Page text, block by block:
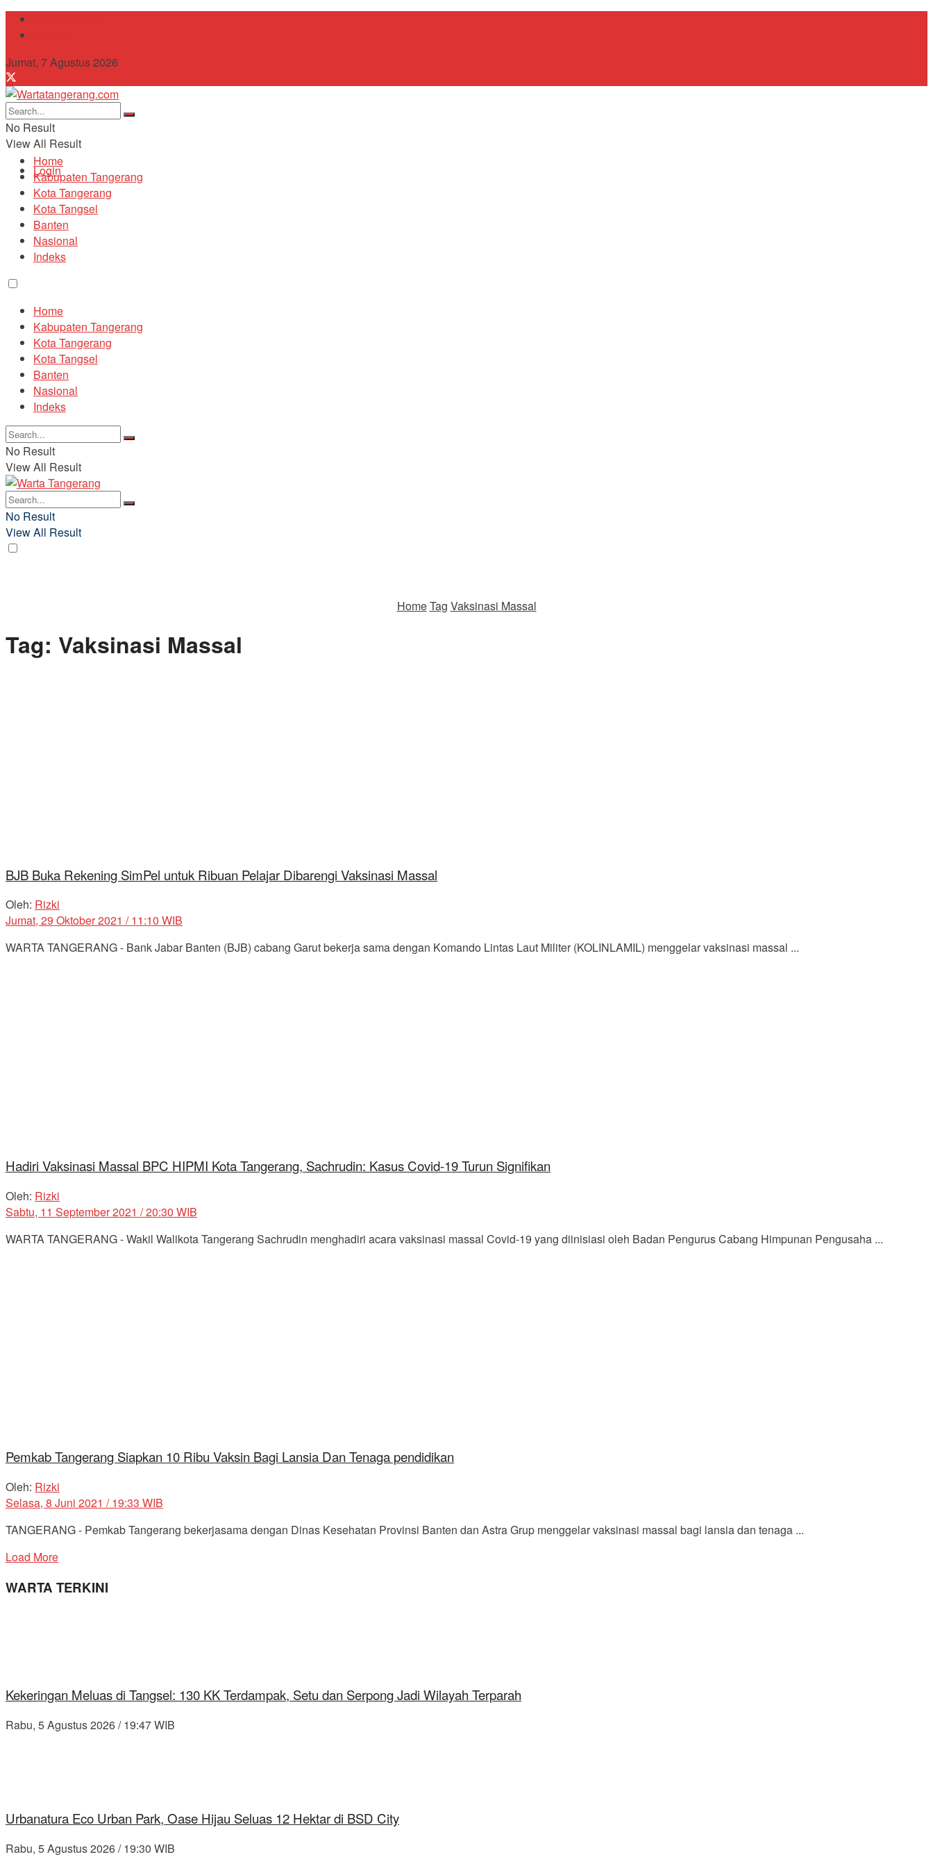
Jumat, 7 Agustus 2026
No Result
View All Result
Login
Home
Kabupaten Tangerang
Kota Tangerang
Kota Tangsel
Banten
Nasional
Indeks
Home
Kabupaten Tangerang
Kota Tangerang
Kota Tangsel
Banten
Nasional
Indeks
No Result
View All Result
No Result
View All Result
HomeTag Vaksinasi Massal
Tag: Vaksinasi Massal
BJB Buka Rekening SimPel untuk Ribuan Pelajar Dibarengi Vaksinasi Massal
Oleh: Rizki
Jumat, 29 Oktober 2021 / 11:10 WIB
WARTA TANGERANG - Bank Jabar Banten (BJB) cabang Garut bekerja sama dengan Komando Lintas Laut Militer (KOLINLAMIL) menggelar vaksinasi massal ...
Hadiri Vaksinasi Massal BPC HIPMI Kota Tangerang, Sachrudin: Kasus Covid-19 Turun Signifikan
Oleh: Rizki
Sabtu, 11 September 2021 / 20:30 WIB
WARTA TANGERANG - Wakil Walikota Tangerang Sachrudin menghadiri acara vaksinasi massal Covid-19 yang diinisiasi oleh Badan Pengurus Cabang Himpunan Pengusaha ...
Pemkab Tangerang Siapkan 10 Ribu Vaksin Bagi Lansia Dan Tenaga pendidikan
Oleh: Rizki
Selasa, 8 Juni 2021 / 19:33 WIB
TANGERANG - Pemkab Tangerang bekerjasama dengan Dinas Kesehatan Provinsi Banten dan Astra Grup menggelar vaksinasi massal bagi lansia dan tenaga ...
Load More
WARTA TERKINI
Kekeringan Meluas di Tangsel: 130 KK Terdampak, Setu dan Serpong Jadi Wilayah Terparah
Rabu, 5 Agustus 2026 / 19:47 WIB
Urbanatura Eco Urban Park, Oase Hijau Seluas 12 Hektar di BSD City
Rabu, 5 Agustus 2026 / 19:30 WIB